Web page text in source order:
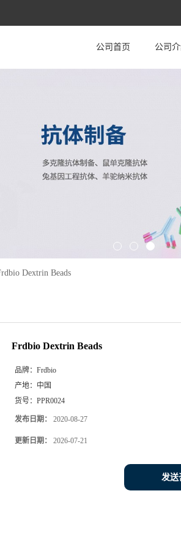
公司首页 公司
Dextrin Beads
Frdbio Dextrin Beads
品牌： Frdbio
产地： 中国
货号： PPR0024
发布日期： 2020-08-27
更新日期： 2026-07-21
发送